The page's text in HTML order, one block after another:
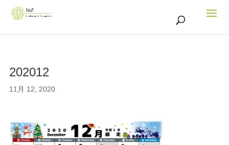
202012
11月 12, 2020